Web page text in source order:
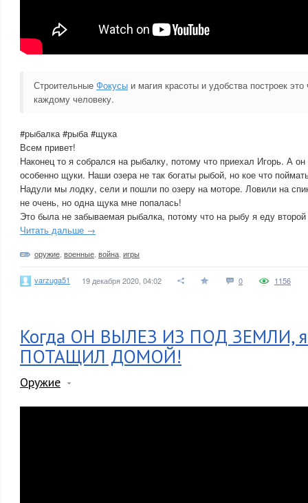
Строительные Фокусы и магия красоты и удобства построек это
каждому человеку.
#рыбалка #рыба #щука
Всем привет!
Наконец то я собрался на рыбалку, потому что приехал Игорь. А
особенно щуки. Наши озера не так богаты рыбой, но кое что
Надули мы лодку, сели и пошли по озеру на моторе. Ловили на
не очень, но одна щука мне попалась!
Это была не забываемая рыбалка, потому что на рыбу я еду
Читать дальше →
оружие военные война игры
varzuga51 19 декабря 2020, 04:02 0 1156
Когда ОН ВЫЛЕЗ ИЗ ПОД ЗЕМЛИ, я
ПОТАЩИЛ ДОМОЙ!
Оружие